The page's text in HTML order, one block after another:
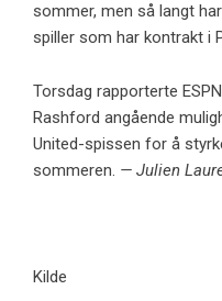
sommer, men så langt
spiller som har kontrakt i
Torsdag rapporterte
Rashford angående
United-spissen for å
sommeren. — Julien
Kilde